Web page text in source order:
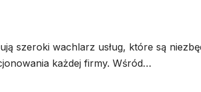
szeroki wachlarz usług, które są
każdej firmy. Wśród…